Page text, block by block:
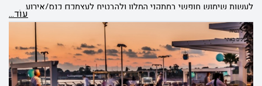
לעשות שימוש חופשי במתקני המלון ולהבטיח לעצמכם כנס/אירוע
עסקי, מפנק במיוחד.
עוֹד...